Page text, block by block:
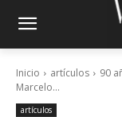
Inicio artículos
90
Marcelo...
artículos